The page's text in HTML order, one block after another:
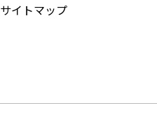
サイトマップ